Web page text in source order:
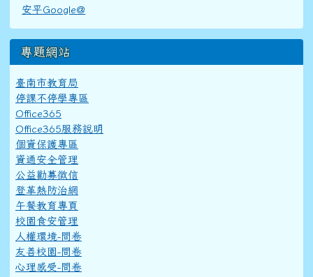
安平Google@
專題網站
臺南市教育局
停課不停學專區
Office365
Office365服務說明
個資保護專區
資通安全管理
公益勸募徵信
登革熱防治網
午餐教育專頁
校園食安管理
人權環境-問卷
友善校園-問卷
心理感受-問卷